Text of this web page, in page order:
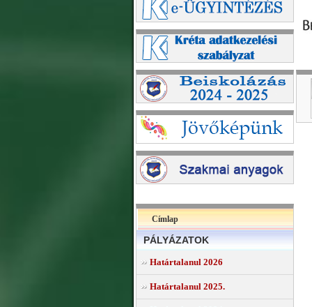
Címlap
PÁLYÁZATOK
Határtalanul 2026
Határtalanul 2025.